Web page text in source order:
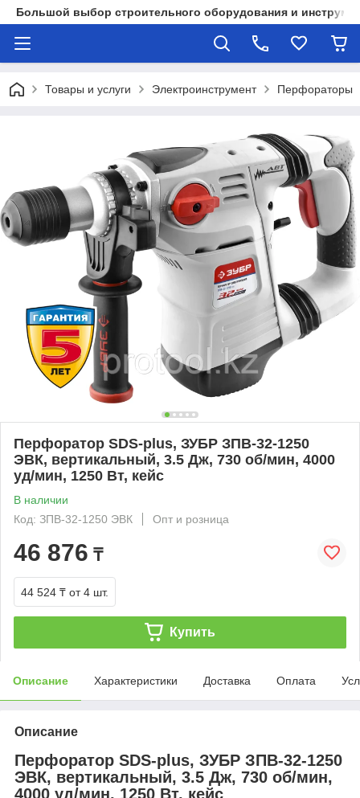
Большой выбор строительного оборудования и
Товары и услуги Электроинструмент Перфораторы
Перфоратор SDS-plus, ЗУБР ЗПВ-32-1250
ЭВК, вертикальный, 3.5 Дж, 730 об/мин, 4000
уд/мин, 1250 Вт, кейс
В наличии
Код: ЗПВ-32-1250 ЭВК
Опт и розница
46 876 ₸
44 524 ₸ от 4 шт.
Купить
Описание Характеристики Доставка Оплата
Описание
Перфоратор SDS-plus, ЗУБР ЗПВ-32-1250
ЭВК, вертикальный, 3.5 Дж, 730 об/мин,
4000 уд/мин, 1250 Вт, кейс